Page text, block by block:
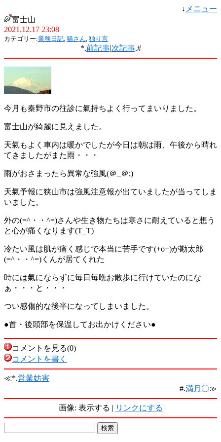
↓ メニュー
富士山
2021.12.17 23:08
カテゴリー:業務日記, 猫さん, 独り言
*.前記事|次記事.#
今月も秦野市の往診に氣持ちよく行ってまいりました。
富士山が綺麗に見えました。
天氣もよく車内は暖かでしたが今日は朝は雨、午後から晴れ
てきましたがまた雨・・・
雨がおさまったら異常な強風(＠_＠;)
天氣予報に狭山市は強風注意報が出ていましたが当ってしま
いました。
外の(=^・・^=)さんや生き物たちは寒さに耐えていると想う
と心が痛くなります(T_T)
冷たい風は肌が痛く感じで本当に苦手です(+o+)が勘太郎
(=^・・^=)くんが居てくれた
時には氣にならずに毎日毎晩お散歩に行けていたのにな
ぁ・・・と・・・
つい感傷的な後半になってしまいました。
●首・後頭部を保温してお出かけください●
コメントを見る(0)
コメントを書く
≪*.営業妨害
#.満月〇≫
画像: 表示する | リンクにする